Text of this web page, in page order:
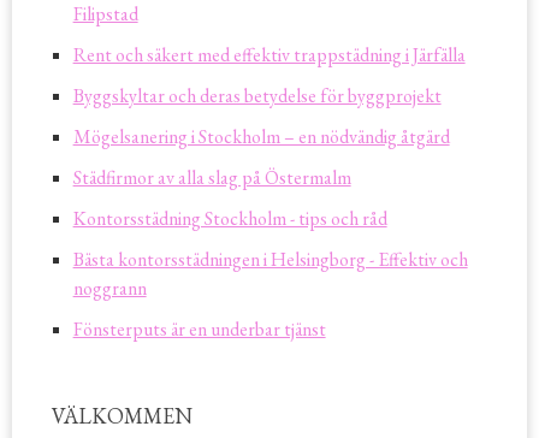
Filipstad
Rent och säkert med effektiv trappstädning i Järfälla
Byggskyltar och deras betydelse för byggprojekt
Mögelsanering i Stockholm – en nödvändig åtgärd
Städfirmor av alla slag på Östermalm
Kontorsstädning Stockholm - tips och råd
Bästa kontorsstädningen i Helsingborg - Effektiv och
noggrann
Fönsterputs är en underbar tjänst
VÄLKOMMEN